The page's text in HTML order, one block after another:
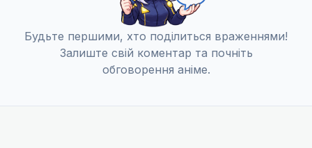
Будьте першими, хто поділиться враженнями!
Залиште свій коментар та почніть
обговорення аніме.